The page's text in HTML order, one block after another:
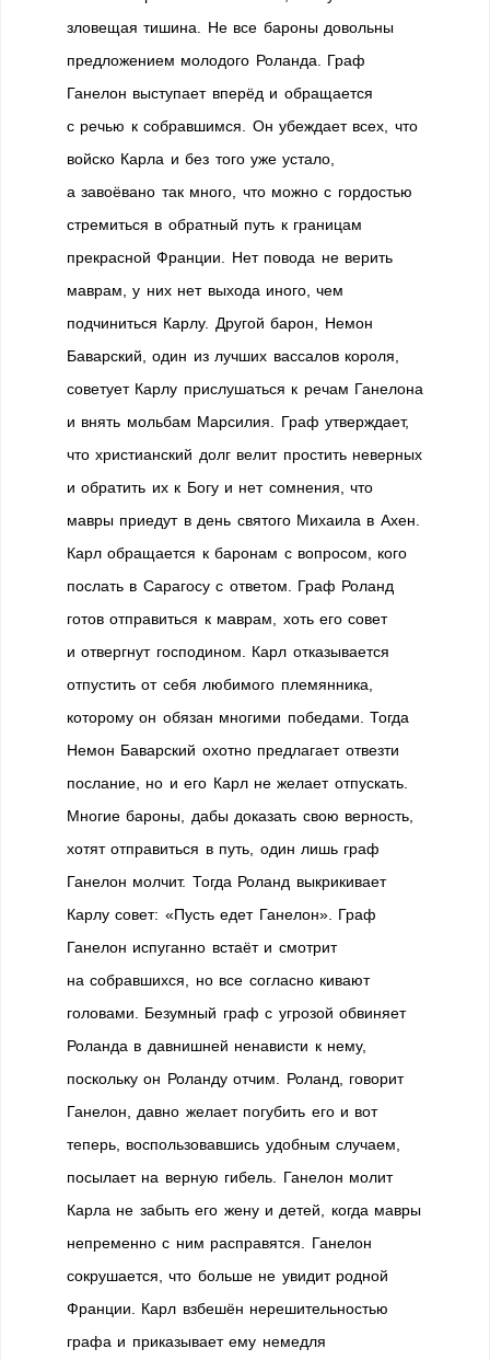
зловещая тишина. Не все бароны довольны
предложением молодого Роланда. Граф
Ганелон выступает вперёд и обращается
с речью к собравшимся. Он убеждает всех, что
войско Карла и без того уже устало,
а завоёвано так много, что можно с гордостью
стремиться в обратный путь к границам
прекрасной Франции. Нет повода не верить
маврам, у них нет выхода иного, чем
подчиниться Карлу. Другой барон, Немон
Баварский, один из лучших вассалов короля,
советует Карлу прислушаться к речам Ганелона
и внять мольбам Марсилия. Граф утверждает,
что христианский долг велит простить неверных
и обратить их к Богу и нет сомнения, что
мавры приедут в день святого Михаила в Ахен.
Карл обращается к баронам с вопросом, кого
послать в Сарагосу с ответом. Граф Роланд
готов отправиться к маврам, хоть его совет
и отвергнут господином. Карл отказывается
отпустить от себя любимого племянника,
которому он обязан многими победами. Тогда
Немон Баварский охотно предлагает отвезти
послание, но и его Карл не желает отпускать.
Многие бароны, дабы доказать свою верность,
хотят отправиться в путь, один лишь граф
Ганелон молчит. Тогда Роланд выкрикивает
Карлу совет: «Пусть едет Ганелон». Граф
Ганелон испуганно встаёт и смотрит
на собравшихся, но все согласно кивают
головами. Безумный граф с угрозой обвиняет
Роланда в давнишней ненависти к нему,
поскольку он Роланду отчим. Роланд, говорит
Ганелон, давно желает погубить его и вот
теперь, воспользовавшись удобным случаем,
посылает на верную гибель. Ганелон молит
Карла не забыть его жену и детей, когда мавры
непременно с ним расправятся. Ганелон
сокрушается, что больше не увидит родной
Франции. Карл взбешён нерешительностью
графа и приказывает ему немедля